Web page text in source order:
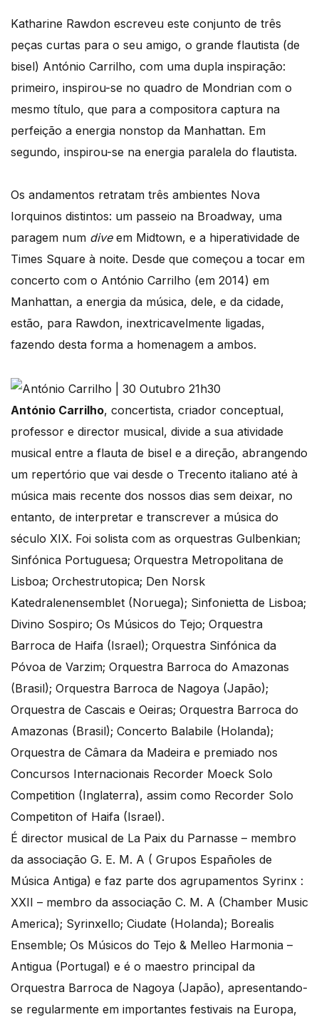
Katharine Rawdon escreveu este conjunto de três
peças curtas para o seu amigo, o grande flautista (de
bisel) António Carrilho, com uma dupla inspiração:
primeiro, inspirou-se no quadro de Mondrian com o
mesmo título, que para a compositora captura na
perfeição a energia nonstop da Manhattan. Em
segundo, inspirou-se na energia paralela do flautista.
Os andamentos retratam três ambientes Nova
Iorquinos distintos: um passeio na Broadway, uma
paragem num diveem Midtown, e a hiperatividade de
Times Square à noite. Desde que começou a tocar em
concerto com o António Carrilho (em 2014) em
Manhattan, a energia da música, dele, e da cidade,
estão, para Rawdon, inextricavelmente ligadas,
fazendo desta forma a homenagem a ambos.
António Carrilho, concertista, criador conceptual,
professor e director musical, divide a sua atividade
musical entre a flauta de bisel e a direção, abrangendo
um repertório que vai desde o Trecento italiano até à
música mais recente dos nossos dias sem deixar, no
entanto, de interpretar e transcrever a música do
século XIX. Foi solista com as orquestras Gulbenkian;
Sinfónica Portuguesa; Orquestra Metropolitana de
Lisboa; Orchestrutopica; Den Norsk
Katedralenensemblet (Noruega); Sinfonietta de Lisboa;
Divino Sospiro; Os Músicos do Tejo; Orquestra
Barroca de Haifa (Israel); Orquestra Sinfónica da
Póvoa de Varzim; Orquestra Barroca do Amazonas
(Brasil); Orquestra Barroca de Nagoya (Japão);
Orquestra de Cascais e Oeiras; Orquestra Barroca do
Amazonas (Brasil); Concerto Balabile (Holanda);
Orquestra de Câmara da Madeira e premiado nos
Concursos Internacionais Recorder Moeck Solo
Competition (Inglaterra), assim como Recorder Solo
Competiton of Haifa (Israel).
É director musical de La Paix du Parnasse – membro
da associação G. E. M. A ( Grupos Españoles de
Música Antiga) e faz parte dos agrupamentos Syrinx :
XXII – membro da associação C. M. A (Chamber Music
America); Syrinxello; Ciudate (Holanda); Borealis
Ensemble; Os Músicos do Tejo & Melleo Harmonia –
Antigua (Portugal) e é o maestro principal da
Orquestra Barroca de Nagoya (Japão), apresentando-
se regularmente em importantes festivais na Europa,